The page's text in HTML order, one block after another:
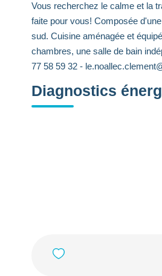
Vous recherchez le calme et la
faite pour vous! Composée
sud. Cuisine aménagée et
chambres, une salle de bain
77 58 59 32 -
Diagnostics